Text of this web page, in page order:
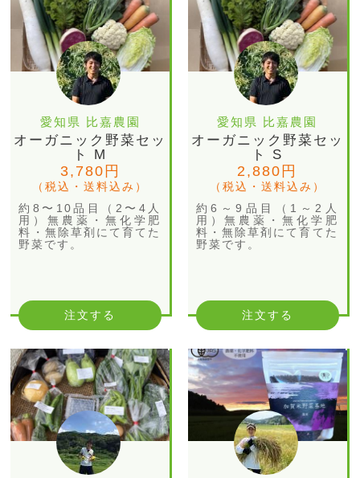
愛知県 比嘉農園
オーガニック野菜セッ
ト M
3,780円
（税込・送料込み）
約8〜10品目（2〜4人
用）無農薬・無化学肥
料・無除草剤にて育てた
野菜です。
注文する
愛知県 比嘉農園
オーガニック野菜セッ
ト S
2,880円
（税込・送料込み）
約6～9品目（1～2人
用）無農薬・無化学肥
料・無除草剤にて育てた
野菜です。
注文する